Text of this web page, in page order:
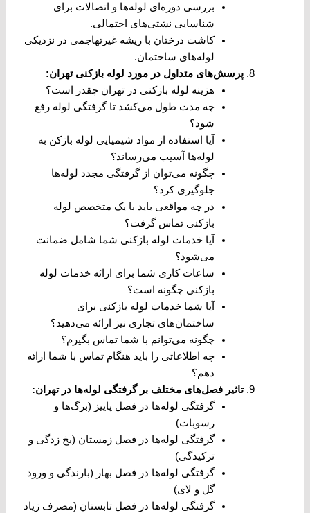
بررسی دوره‌ای لوله‌ها و اتصالات برای
شناسایی نشتی‌های احتمالی.
کاشت درختان با ریشه غیرتهاجمی در نزدیکی
لوله‌های ساختمان.
پرسش‌های متداول در مورد لوله بازکنی تهران:
هزینه لوله بازکنی در تهران چقدر است؟
چه مدت طول می‌کشد تا گرفتگی لوله رفع
شود؟
آیا استفاده از مواد شیمیایی لوله بازکن به
لوله‌ها آسیب می‌رساند؟
چگونه می‌توان از گرفتگی مجدد لوله‌ها
جلوگیری کرد؟
در چه مواقعی باید با یک متخصص لوله
بازکنی تماس گرفت؟
آیا خدمات لوله بازکنی شما شامل ضمانت
می‌شود؟
ساعات کاری شما برای ارائه خدمات لوله
بازکنی چگونه است؟
آیا شما خدمات لوله بازکنی برای
ساختمان‌های تجاری نیز ارائه می‌دهید؟
چگونه می‌توانم با شما تماس بگیرم؟
چه اطلاعاتی را باید هنگام تماس با شما ارائه
دهم؟
تاثیر فصل‌های مختلف بر گرفتگی لوله‌ها در تهران:
گرفتگی لوله‌ها در فصل پاییز (برگ‌ها و
رسوبات)
گرفتگی لوله‌ها در فصل زمستان (یخ زدگی و
ترکیدگی)
گرفتگی لوله‌ها در فصل بهار (بارندگی و ورود
گل و لای)
گرفتگی لوله‌ها در فصل تابستان (مصرف زیاد